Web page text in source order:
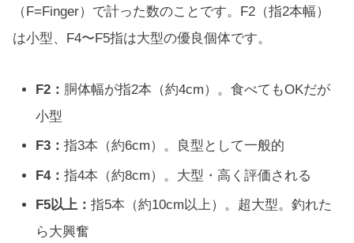
（F=Finger）で計った数のことです。F2（指2本幅）
は小型、F4〜F5指は大型の優良個体です。
F2： 胴体幅が指2本（約4cm）。食べてもOKだが
小型
F3：指3本（約6cm）。良型として一般的
F4：指4本（約8cm）。大型・高く評価される
F5以上：指5本（約10cm以上）。超大型。釣れた
ら大興奮